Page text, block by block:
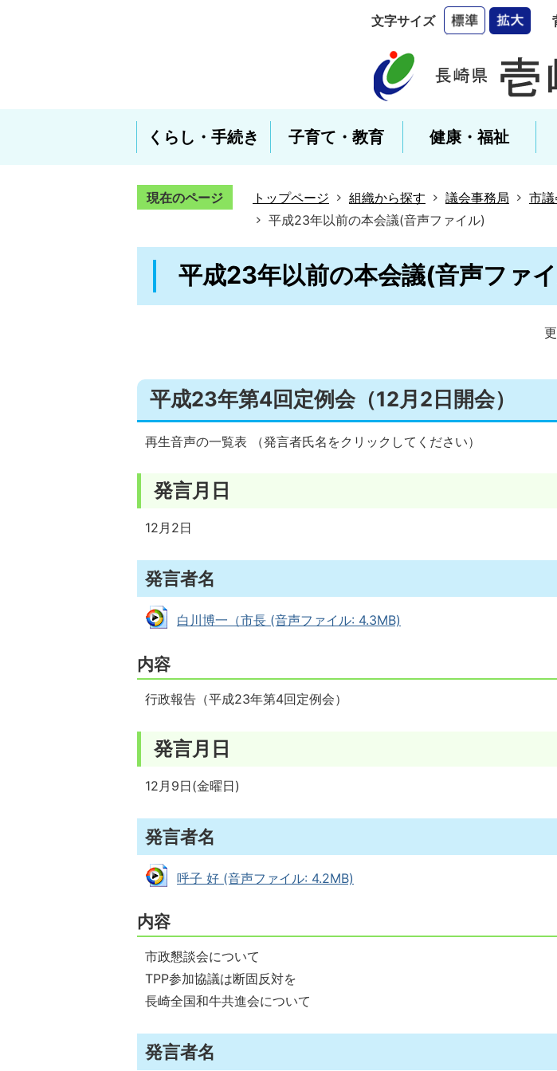
文字サイズ
くらし・手続き 子育て・教育 健康・福祉
現在のページ トップページ 組織から探す 議会事務局 市議
平成23年以前の本会議(音声ファイル)
平成23年以前の本会議(音声ファ
平成23年第4回定例会（12月2日開会）
再生音声の一覧表 （発言者氏名をクリックしてください）
発言月日
12月2日
発言者名
白川博一（市長 (音声ファイル: 4.3MB)
内容
行政報告（平成23年第4回定例会）
発言月日
12月9日(金曜日)
発言者名
呼子 好 (音声ファイル: 4.2MB)
内容
市政懇談会について
TPP参加協議は断固反対を
長崎全国和牛共進会について
発言者名